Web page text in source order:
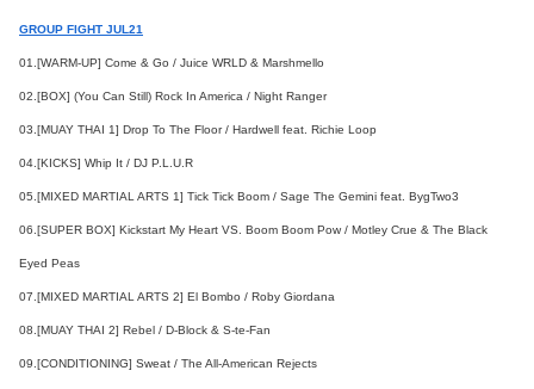
GROUP FIGHT JUL21
01.[WARM-UP] Come & Go / Juice WRLD & Marshmello
02.[BOX] (You Can Still) Rock In America / Night Ranger
03.[MUAY THAI 1] Drop To The Floor / Hardwell feat. Richie Loop
04.[KICKS] Whip It / DJ P.L.U.R
05.[MIXED MARTIAL ARTS 1] Tick Tick Boom / Sage The Gemini feat. BygTwo3
06.[SUPER BOX] Kickstart My Heart VS. Boom Boom Pow / Motley Crue & The Black
Eyed Peas
07.[MIXED MARTIAL ARTS 2] El Bombo / Roby Giordana
08.[MUAY THAI 2] Rebel / D-Block & S-te-Fan
09.[CONDITIONING] Sweat / The All-American Rejects